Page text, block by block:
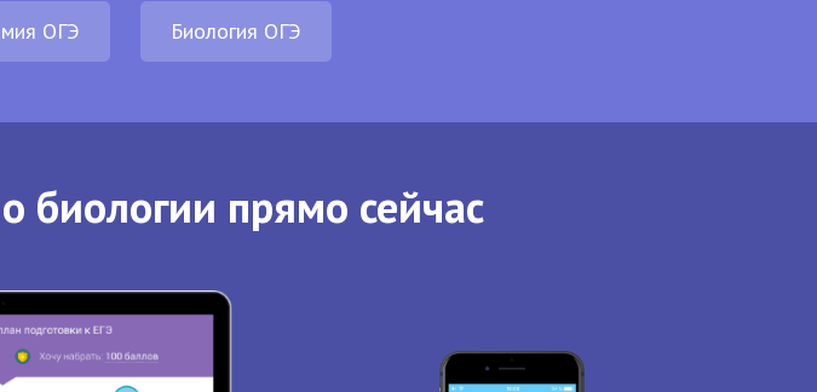
ОГЭ Биология ОГЭ
биологии прямо сейчас